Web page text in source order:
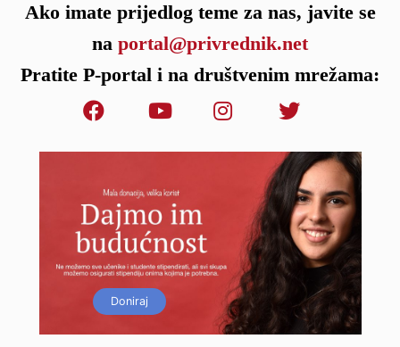
Ako imate prijedlog teme za nas, javite se
na portal@privrednik.net
Pratite P-portal i na društvenim mrežama:
Doniraj